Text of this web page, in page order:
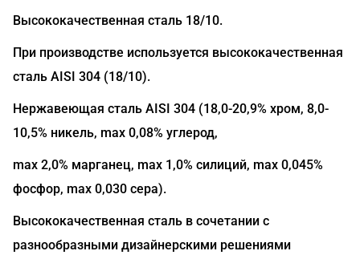
Высококачественная сталь 18/10.
При производстве используется высококачественная
сталь AISI 304 (18/10).
Нержавеющая сталь AISI 304 (18,0-20,9% хром, 8,0-
10,5% никель, max 0,08% углерод,
max 2,0% марганец, max 1,0% силиций, max 0,045%
фосфор, max 0,030 сера).
Высококачественная сталь в сочетании с
разнообразными дизайнерскими решениями